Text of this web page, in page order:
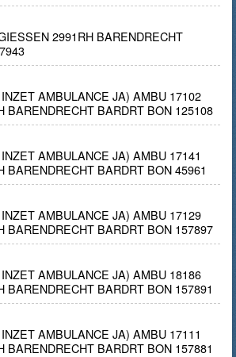
2991RH BARENDRECHT
AMBULANCE JA) AMBU 17102
BARENDRECHT BARDRT BON 125108
AMBULANCE JA) AMBU 17141
BARENDRECHT BARDRT BON 45961
AMBULANCE JA) AMBU 17129
BARENDRECHT BARDRT BON 157897
AMBULANCE JA) AMBU 18186
BARENDRECHT BARDRT BON 157891
AMBULANCE JA) AMBU 17111
BARENDRECHT BARDRT BON 157881